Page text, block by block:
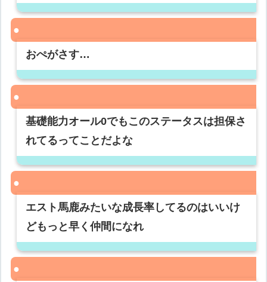
おぺがさす…
基礎能力オール0でもこのステータスは担保さ
れてるってことだよな
エスト馬鹿みたいな成長率してるのはいいけ
どもっと早く仲間になれ